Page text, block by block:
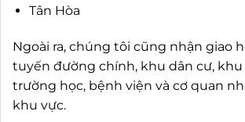
Tân Hòa
Ngoài ra, chúng tôi cũng nhận giao
tuyến đường chính, khu dân cư,
trường học, bệnh viện và cơ quan
khu vực.